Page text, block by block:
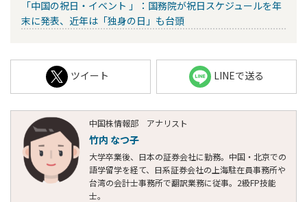
「中国の祝日・イベント 」：国務院が祝日スケジュールを年
末に発表、近年は「独身の日」も台頭
ツイート LINEで送る
中国株情報部 アナリスト
竹内 なつ子
大学卒業後、日本の証券会社に勤務。中国・北京での
語学留学を経て、日系証券会社の上海駐在員事務所や
台湾の会計士事務所で翻訳業務に従事。2級FP技能
士。